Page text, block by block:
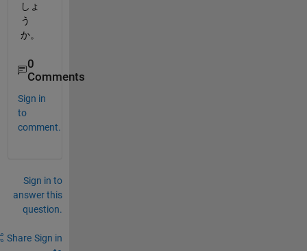
しょ
う
か。
0
Comments
Sign in
to
comment.
Sign in to
answer this
question.
Share Sign in